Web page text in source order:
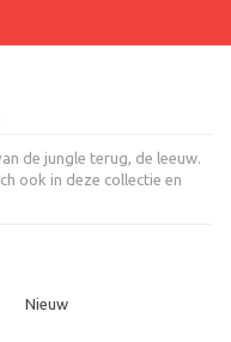
de jungle terug, de leeuw.
ook in deze collectie en
Nieuw